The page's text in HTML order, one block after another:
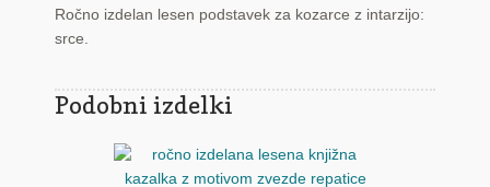
Ročno izdelan lesen podstavek za kozarce z intarzijo:
srce.
Podobni izdelki